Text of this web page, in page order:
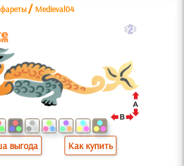
/ Medieval04
b
выгода Как купить